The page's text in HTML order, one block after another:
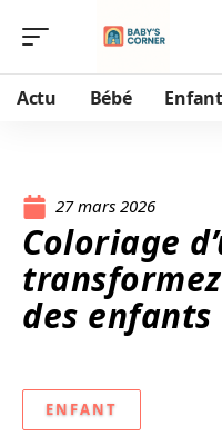
Actu Bébé Enfant
27 mars 2026
Coloriage
des
ENFANT